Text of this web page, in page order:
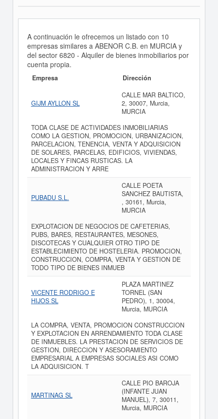
A continuación le ofrecemos un listado con 10
empresas similares a ABENOR C.B. en MURCIA y
del sector 6820 - Alquiler de bienes inmobiliarios por
cuenta propia.
Empresa Dirección
GIJM AYLLON SL
CALLE MAR BALTICO,
2, 30007, Murcia,
MURCIA
TODA CLASE DE ACTIVIDADES INMOBILIARIAS
COMO LA GESTION, PROMOCION, URBANIZACION,
PARCELACION, TENENCIA, VENTA Y ADQUISICION
DE SOLARES, PARCELAS, EDIFICIOS, VIVIENDAS,
LOCALES Y FINCAS RUSTICAS. LA
ADMINISTRACION Y ARRE
PUBADU S.L.
CALLE POETA
SANCHEZ BAUTISTA,
, 30161, Murcia,
MURCIA
EXPLOTACION DE NEGOCIOS DE CAFETERIAS,
PUBS, BARES, RESTAURANTES, MESONES,
DISCOTECAS Y CUALQUIER OTRO TIPO DE
ESTABLECIMIENTO DE HOSTELERIA. PROMOCION,
CONSTRUCCION, COMPRA, VENTA Y GESTION DE
TODO TIPO DE BIENES INMUEB
VICENTE RODRIGO E
HIJOS SL
PLAZA MARTINEZ
TORNEL (SAN
PEDRO), 1, 30004,
Murcia, MURCIA
LA COMPRA, VENTA, PROMOCION CONSTRUCCION
Y EXPLOTACION EN ARRENDAMIENTO TODA CLASE
DE INMUEBLES. LA PRESTACION DE SERVICIOS DE
GESTION, DIRECCION Y ASESORAMIENTO
EMPRESARIAL A EMPRESAS SOCIALES ASI COMO
LA ADQUISICION. T
MARTINAG SL
CALLE PIO BAROJA
(INFANTE JUAN
MANUEL), 7, 30011,
Murcia, MURCIA